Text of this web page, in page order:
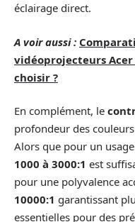
éclairage direct.
A voir aussi :
vidéoprojecteurs
choisir ?
En complément, le
profondeur des
Alors que pour un
1000 à 3000:1 est
pour une polyvalence
10000:1 garantissant
essentielles pour des